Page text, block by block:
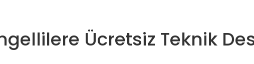
Ücretsiz Teknik